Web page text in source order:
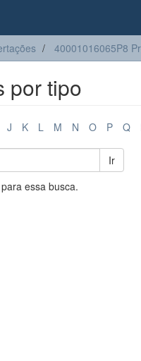
40001016065P8
por tipo
J K L M N O P Q
Ir
essa busca.